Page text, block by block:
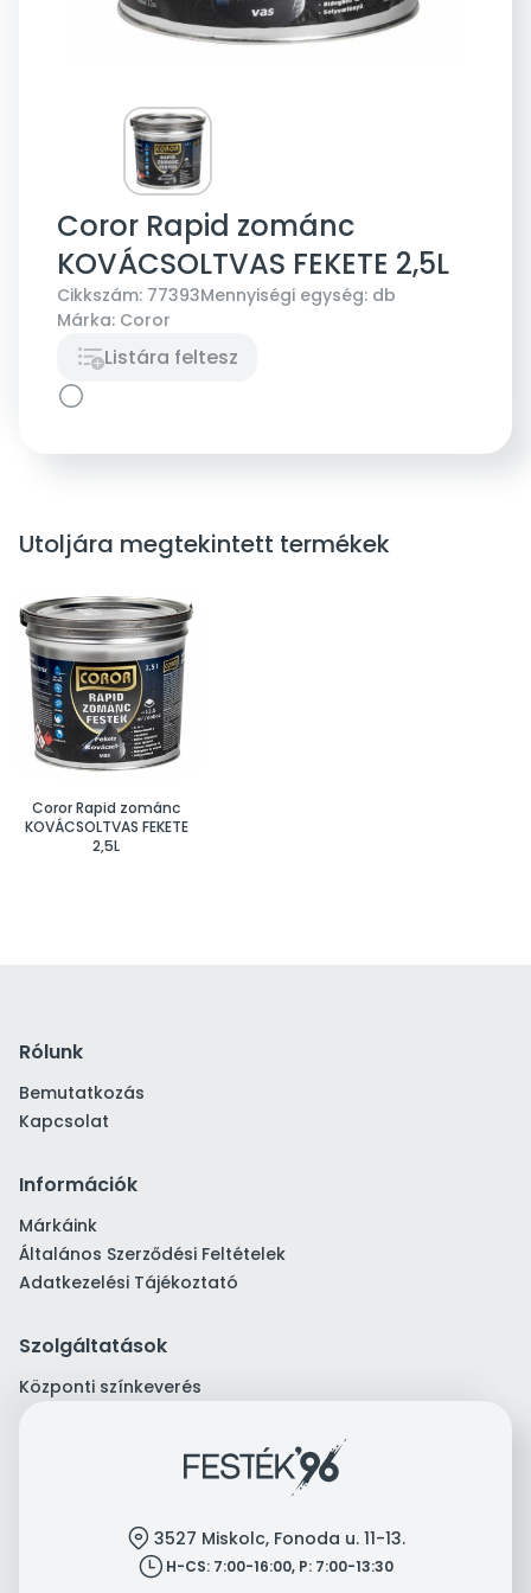
Coror Rapid zománc
KOVÁCSOLTVAS FEKETE 2,5L
Cikkszám: 77393Mennyiségi egység: db
Márka: Coror
Listára feltesz
Utoljára megtekintett termékek
Coror Rapid zománc
KOVÁCSOLTVAS FEKETE
2,5L
Rólunk
Bemutatkozás
Kapcsolat
Információk
Márkáink
Általános Szerződési Feltételek
Adatkezelési Tájékoztató
Szolgáltatások
Központi színkeverés
location 3527 Miskolc, Fonoda u. 11-13.
clock H-CS: 7:00-16:00, P: 7:00-13:30